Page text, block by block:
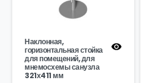
Наклонная,
горизонтальная стойка
для помещений, для
мнемосхемы санузла
321х411 мм